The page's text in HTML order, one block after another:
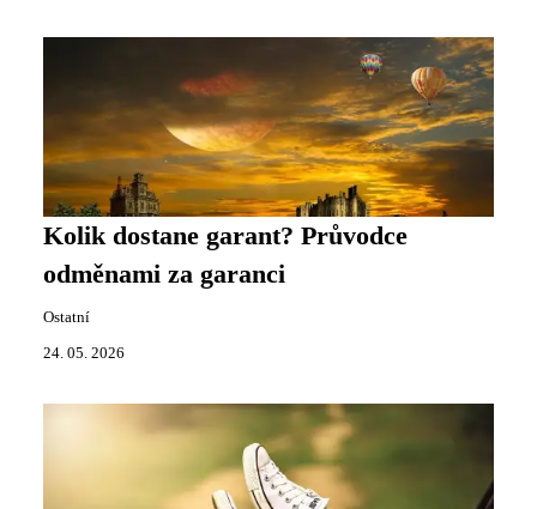
Kolik dostane garant? Průvodce
odměnami za garanci
Ostatní
24. 05. 2026